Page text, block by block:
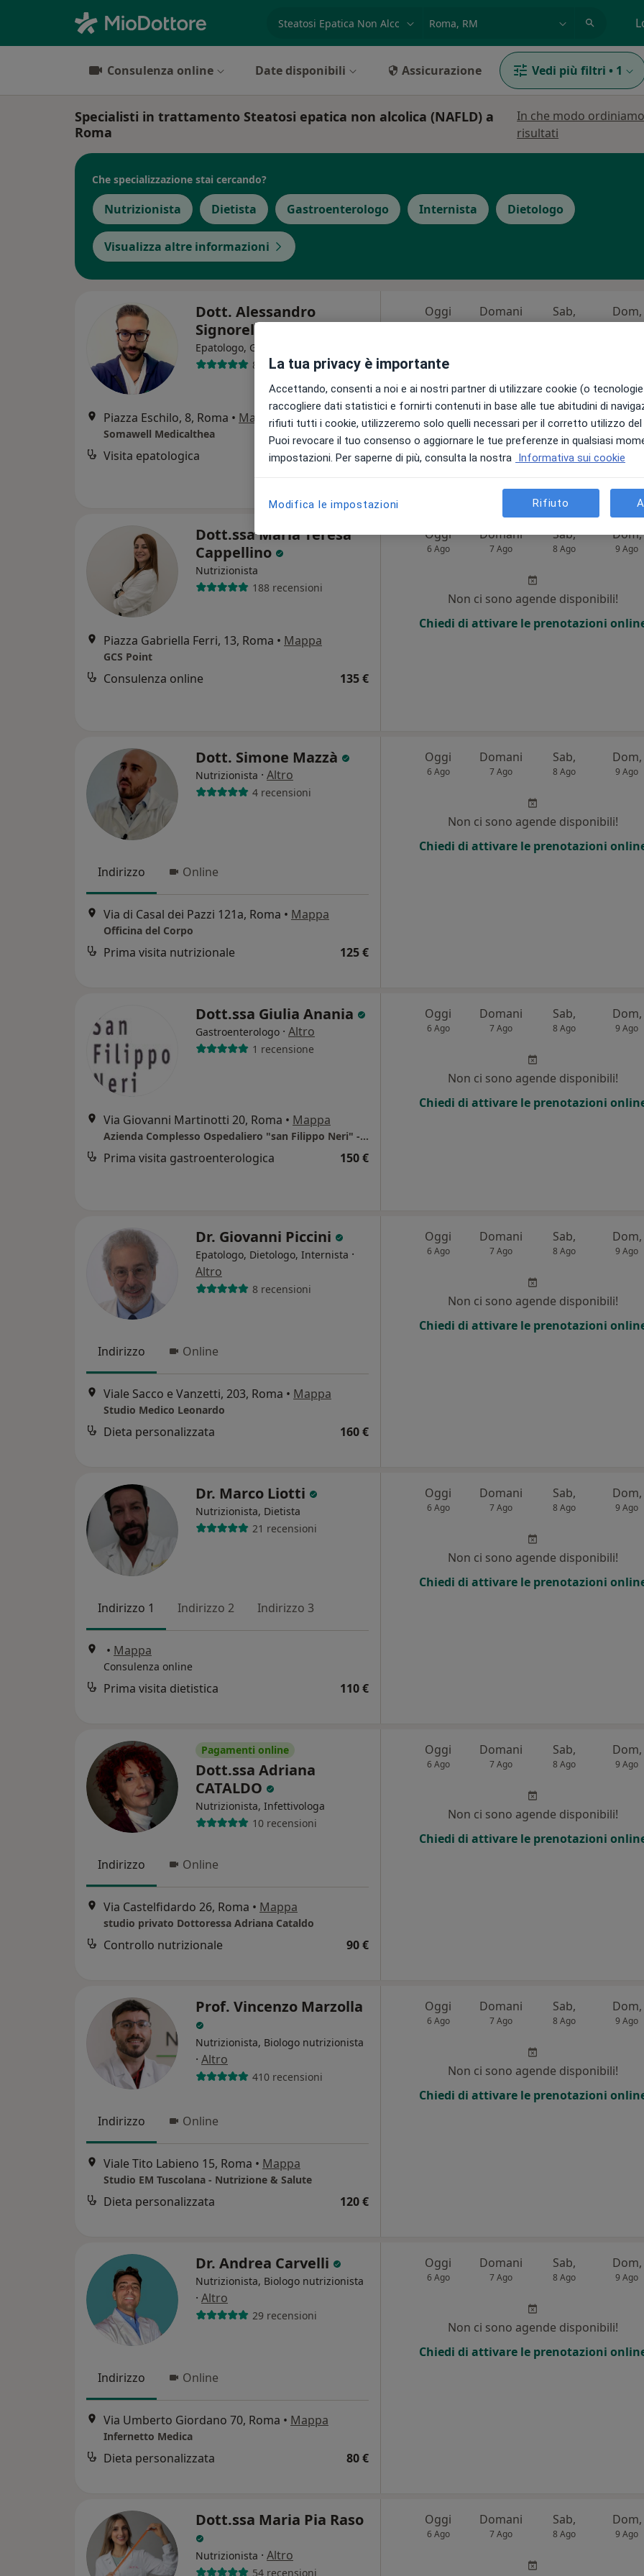
Consulenza online Date disponibili Assicurazione Vedi più filtri • 1
Specialisti in trattamento Steatosi epatica non alcolica (NAFLD) a
Roma
In che modo
risultati
Che specializzazione stai cercando?
Nutrizionista Dietista Gastroenterologo Internista Dietologo
Visualizza altre informazioni
Dott. Alessandro
Signorello
Epatologo, Gastroenterologo
88 recensioni
Piazza Eschilo, 8, Roma • Mappa
Somawell Medicalthea
Visita epatologica 120 €
Oggi
6 Ago
Domani
7 Ago
Sab,
8 Ago
Dom,
9 Ago
Chiedi di attivare le prenotazioni
Dott.ssa Maria Teresa
Cappellino
Nutrizionista
188 recensioni
Piazza Gabriella Ferri, 13, Roma • Mappa
GCS Point
Consulenza online 135 €
Oggi
6 Ago
Domani
7 Ago
Sab,
8 Ago
Dom,
9 Ago
Non ci sono agende disponibili!
Chiedi di attivare le prenotazioni
Dott. Simone Mazzà
Nutrizionista · Altro
4 recensioni
Indirizzo Online
Via di Casal dei Pazzi 121a, Roma • Mappa
Officina del Corpo
Prima visita nutrizionale 125 €
Oggi
6 Ago
Domani
7 Ago
Sab,
8 Ago
Dom,
9 Ago
Non ci sono agende disponibili!
Chiedi di attivare le prenotazioni
Dott.ssa Giulia Anania
Gastroenterologo · Altro
1 recensione
Via Giovanni Martinotti 20, Roma • Mappa
Azienda Complesso Ospedaliero "san Filippo Neri" - Roma
Prima visita gastroenterologica 150 €
Oggi
6 Ago
Domani
7 Ago
Sab,
8 Ago
Dom,
9 Ago
Non ci sono agende disponibili!
Chiedi di attivare le prenotazioni
Dr. Giovanni Piccini
Epatologo, Dietologo, Internista ·
Altro
8 recensioni
Indirizzo Online
Viale Sacco e Vanzetti, 203, Roma • Mappa
Studio Medico Leonardo
Dieta personalizzata 160 €
Oggi
6 Ago
Domani
7 Ago
Sab,
8 Ago
Dom,
9 Ago
Non ci sono agende disponibili!
Chiedi di attivare le prenotazioni
Dr. Marco Liotti
Nutrizionista, Dietista
21 recensioni
Indirizzo 1 Indirizzo 2 Indirizzo 3
• Mappa
Consulenza online
Prima visita dietistica 110 €
Oggi
6 Ago
Domani
7 Ago
Sab,
8 Ago
Dom,
9 Ago
Non ci sono agende disponibili!
Chiedi di attivare le prenotazioni
Pagamenti online
Dott.ssa Adriana
CATALDO
Nutrizionista, Infettivologa
10 recensioni
Indirizzo Online
Via Castelfidardo 26, Roma • Mappa
studio privato Dottoressa Adriana Cataldo
Controllo nutrizionale 90 €
Oggi
6 Ago
Domani
7 Ago
Sab,
8 Ago
Dom,
9 Ago
Non ci sono agende disponibili!
Chiedi di attivare le prenotazioni
Prof. Vincenzo Marzolla
Nutrizionista, Biologo nutrizionista
· Altro
410 recensioni
Indirizzo Online
Viale Tito Labieno 15, Roma • Mappa
Studio EM Tuscolana - Nutrizione & Salute
Dieta personalizzata 120 €
Oggi
6 Ago
Domani
7 Ago
Sab,
8 Ago
Dom,
9 Ago
Non ci sono agende disponibili!
Chiedi di attivare le prenotazioni
Dr. Andrea Carvelli
Nutrizionista, Biologo nutrizionista
· Altro
29 recensioni
Indirizzo Online
Via Umberto Giordano 70, Roma • Mappa
Infernetto Medica
Dieta personalizzata 80 €
Oggi
6 Ago
Domani
7 Ago
Sab,
8 Ago
Dom,
9 Ago
Non ci sono agende disponibili!
Chiedi di attivare le prenotazioni
Dott.ssa Maria Pia Raso
Nutrizionista · Altro
54 recensioni
Oggi
6 Ago
Domani
7 Ago
Sab,
8 Ago
Dom,
9 Ago
La tua privacy è importante
Accettando, consenti a noi e ai nostri partner di utilizzare cookie (o
raccogliere dati statistici e fornirti contenuti in base alle tue abitudini di
rifiuti tutti i cookie, utilizzeremo solo quelli necessari per il corretto utilizzo
Puoi revocare il tuo consenso o aggiornare le tue preferenze in qualsiasi
impostazioni. Per saperne di più, consulta la nostra Informativa sui cookie
Modifica le impostazioni Rifiuto